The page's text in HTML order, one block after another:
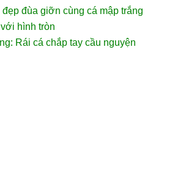
đùa giỡn cùng cá mập trắng
hình tròn
Rái cá chắp tay cầu nguyện